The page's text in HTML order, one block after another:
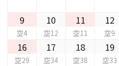
9
空4
10
空12
11
空11
12
空9
16
空29
17
空34
18
空38
19
空33